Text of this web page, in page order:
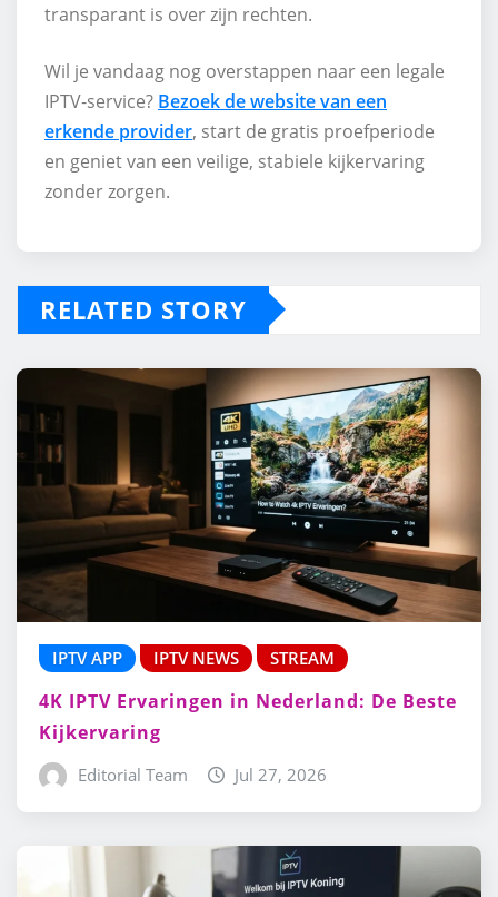
transparant is over zijn rechten.
Wil je vandaag nog overstappen naar een legale
IPTV‑service? Bezoek de website van een
erkende provider, start de gratis proefperiode
en geniet van een veilige, stabiele kijkervaring
zonder zorgen.
RELATED STORY
IPTV APP IPTV NEWS STREAM
4K IPTV Ervaringen in Nederland: De Beste
Kijkervaring
Editorial Team Jul 27, 2026